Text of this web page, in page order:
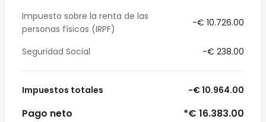
Impuesto sobre la renta de las
personas físicas (IRPF)
-€ 10.726.00
Seguridad Social -€ 238.00
Impuestos totales -€ 10.964.00
Pago neto *€ 16.383.00